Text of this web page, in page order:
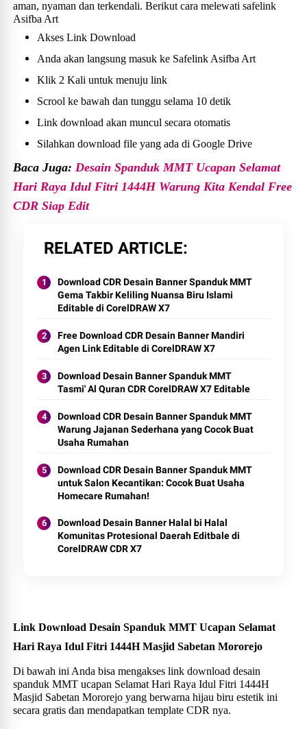
aman, nyaman dan terkendali. Berikut cara melewati safelink
Asifba Art
Akses Link Download
Anda akan langsung masuk ke Safelink Asifba Art
Klik 2 Kali untuk menuju link
Scrool ke bawah dan tunggu selama 10 detik
Link download akan muncul secara otomatis
Silahkan download file yang ada di Google Drive
Baca Juga:Desain Spanduk MMT Ucapan Selamat
Hari Raya Idul Fitri 1444H Warung Kita Kendal Free
CDR Siap Edit
RELATED ARTICLE
Download CDR Desain Banner Spanduk MMT
Gema Takbir Keliling Nuansa Biru Islami
Editable di CorelDRAW X7
Free Download CDR Desain Banner Mandiri
Agen Link Editable di CorelDRAW X7
Download Desain Banner Spanduk MMT
Tasmi' Al Quran CDR CorelDRAW X7 Editable
Download CDR Desain Banner Spanduk MMT
Warung Jajanan Sederhana yang Cocok Buat
Usaha Rumahan
Download CDR Desain Banner Spanduk MMT
untuk Salon Kecantikan: Cocok Buat Usaha
Homecare Rumahan!
Download Desain Banner Halal bi Halal
Komunitas Protesional Daerah Editbale di
CorelDRAW CDR X7
Link Download Desain Spanduk MMT Ucapan Selamat
Hari Raya Idul Fitri 1444H Masjid Sabetan Mororejo
Di bawah ini Anda bisa mengakses link download desain
spanduk MMT ucapan Selamat Hari Raya Idul Fitri 1444H
Masjid Sabetan Mororejo yang berwarna hijau biru estetik ini
secara gratis dan mendapatkan template CDR nya.